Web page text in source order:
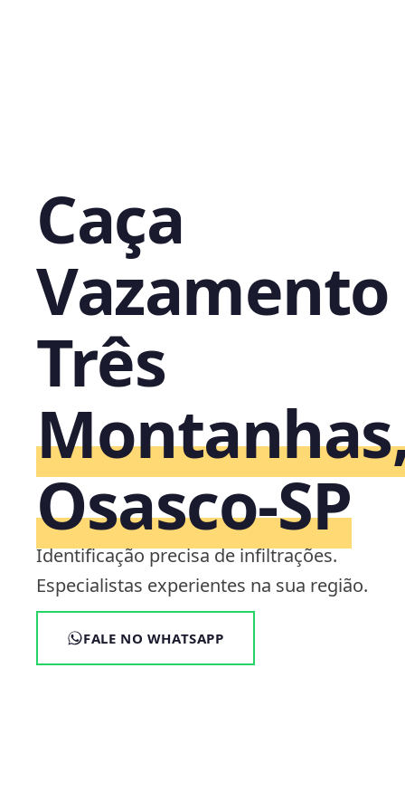
Caça
Três
Osasco‑SP
Identificação precisa de infiltrações.
Especialistas experientes na sua região.
FALE NO WHATSAPP